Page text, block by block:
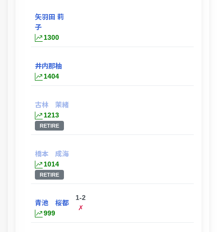
矢羽田 莉
子
1300
井内那柚
1404
古林 茉緒
1213
RETIRE
橋本 成海
1014
RETIRE
青池 桜都
999
1-2
✗